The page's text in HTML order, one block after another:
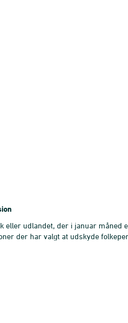
udlandet, der i januar måned
der har valgt at udskyde